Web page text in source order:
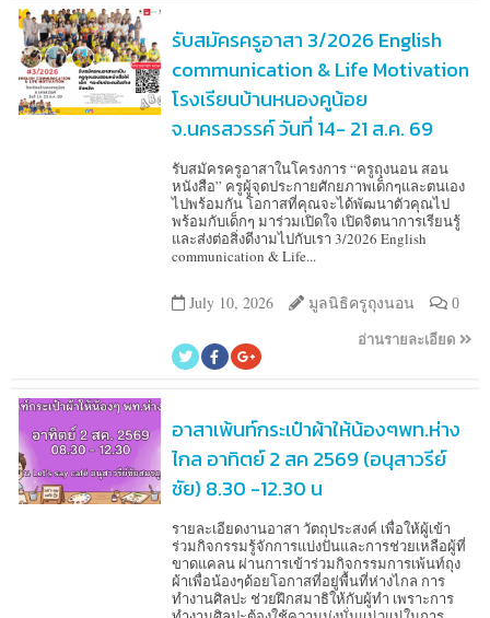
รับสมัครครูอาสา 3/2026 English
communication & Life Motivation
โรงเรียนบ้านหนองคูน้อย
จ.นครสวรรค์ วันที่ 14- 21 ส.ค. 69
รับสมัครครูอาสาในโครงการ “ครูถุงนอน สอน
หนังสือ” ครูผู้จุดประกายศักยภาพเด็กๆและตนเอง
ไปพร้อมกัน โอกาสที่คุณจะได้พัฒนาตัวคุณไป
พร้อมกับเด็กๆ มาร่วมเปิดใจ เปิดจิตนาการเรียนรู้
และส่งต่อสิ่งดีงามไปกับเรา 3/2026 English
communication & Life...
July 10, 2026 มูลนิธิครูถุงนอน 0
อ่านรายละเอียด
อาสาเพ้นท์กระเป๋าผ้าให้น้องๆพท.ห่าง
ไกล อาทิตย์ 2 สค 2569 (อนุสาวรีย์
ชัย) 8.30 -12.30 น
รายละเอียดงานอาสา วัตถุประสงค์ เพื่อให้ผู้เข้า
ร่วมกิจกรรมรู้จักการแบ่งปันและการช่วยเหลือผู้ที่
ขาดแคลน ผ่านการเข้าร่วมกิจกรรมการเพ้นท์ถุง
ผ้าเพื่อน้องๆด้อยโอกาสที่อยู่พื้นที่ห่างไกล การ
ทำงานศิลปะ ช่วยฝึกสมาธิให้กับผู้ทำ เพราะการ